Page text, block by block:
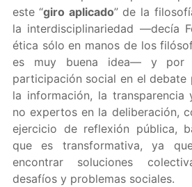
este “giro aplicado” de la
la interdisciplinariedad —decía
ética sólo en manos de los
es muy buena idea— y por
participación social en el debate
la información, la
no expertos en la deliberación,
ejercicio de reflexión pública,
que es transformativa, ya
encontrar soluciones
desafíos y problemas sociales.